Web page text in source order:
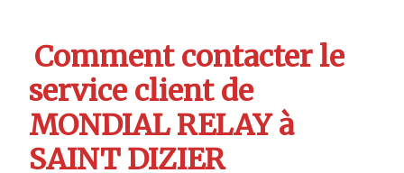
Comment contacter le
service client de
MONDIAL RELAY à
SAINT DIZIER